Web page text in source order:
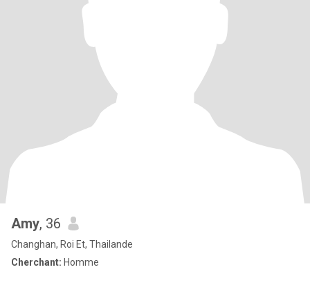
Amy, 36
Changhan, Roi Et, Thailande
Cherchant: Homme